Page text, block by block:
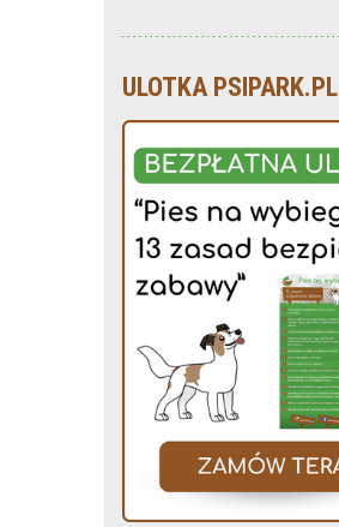
ULOTKA PSIPARK.PL